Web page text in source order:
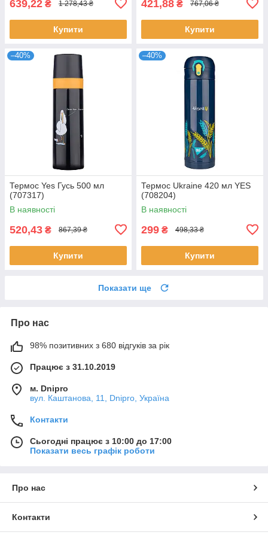
639,22 ₴ 1 278,43 ₴
Купити
421,88 ₴ 767,06 ₴
Купити
–40%
Термос Yes Гусь 500 мл
(707317)
В наявності
520,43 ₴ 867,39 ₴
Купити
–40%
Термос Ukraine 420 мл YES
(708204)
В наявності
299 ₴ 498,33 ₴
Купити
Показати ще
Про нас
98% позитивних з 680 відгуків за рік
Працює з 31.10.2019
м. Dnipro
вул. Каштанова, 11, Dnipro, Україна
Контакти
Сьогодні працює з 10:00 до 17:00
Показати весь графік роботи
Про нас
Контакти